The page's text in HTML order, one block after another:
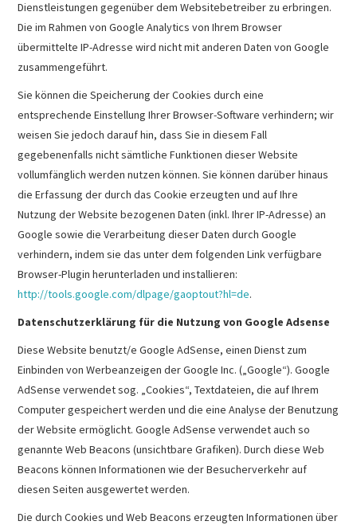
Dienstleistungen gegenüber dem Websitebetreiber zu erbringen.
Die im Rahmen von Google Analytics von Ihrem Browser
übermittelte IP-Adresse wird nicht mit anderen Daten von Google
zusammengeführt.
Sie können die Speicherung der Cookies durch eine
entsprechende Einstellung Ihrer Browser-Software verhindern; wir
weisen Sie jedoch darauf hin, dass Sie in diesem Fall
gegebenenfalls nicht sämtliche Funktionen dieser Website
vollumfänglich werden nutzen können. Sie können darüber hinaus
die Erfassung der durch das Cookie erzeugten und auf Ihre
Nutzung der Website bezogenen Daten (inkl. Ihrer IP-Adresse) an
Google sowie die Verarbeitung dieser Daten durch Google
verhindern, indem sie das unter dem folgenden Link verfügbare
Browser-Plugin herunterladen und installieren:
http://tools.google.com/dlpage/gaoptout?hl=de.
Datenschutzerklärung für die Nutzung von Google Adsense
Diese Website benutzt/e Google AdSense, einen Dienst zum
Einbinden von Werbeanzeigen der Google Inc. („Google“). Google
AdSense verwendet sog. „Cookies“, Textdateien, die auf Ihrem
Computer gespeichert werden und die eine Analyse der Benutzung
der Website ermöglicht. Google AdSense verwendet auch so
genannte Web Beacons (unsichtbare Grafiken). Durch diese Web
Beacons können Informationen wie der Besucherverkehr auf
diesen Seiten ausgewertet werden.
Die durch Cookies und Web Beacons erzeugten Informationen über